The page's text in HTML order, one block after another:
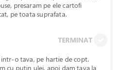
presaram pe ele cartofi
pe toata suprafata.
TERMINAT
o tava, pe hartie de copt.
cu putin ulei, apoi dam tava la